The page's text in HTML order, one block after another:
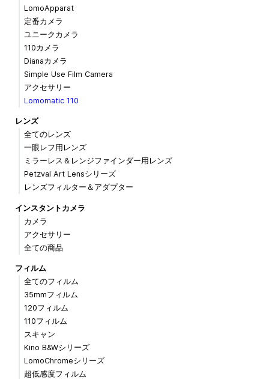
LomoApparat
定番カメラ
ユニークカメラ
110カメラ
Dianaカメラ
Simple Use Film Camera
アクセサリー
Lomomatic 110
レンズ
全てのレンズ
一眼レフ用レンズ
ミラーレス＆レンジファインダー用レンズ
Petzval Art Lensシリーズ
レンズフィルター＆アダプター
インスタントカメラ
カメラ
アクセサリー
全ての商品
フィルム
全てのフィルム
35mmフィルム
120フィルム
110フィルム
スキャン
Kino B&Wシリーズ
LomoChromeシリーズ
超低感度フィルム